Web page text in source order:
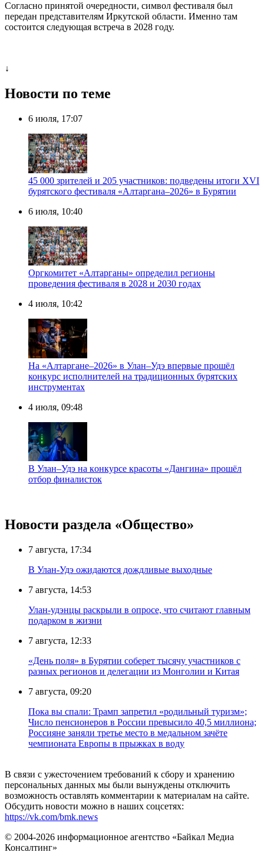
Согласно принятой очередности, символ фестиваля был
передан представителям Иркутской области. Именно там
состоится следующая встреча в 2028 году.
↓
Новости по теме
6 июля, 17:07
45 000 зрителей и 205 участников: подведены итоги XVI
бурятского фестиваля «Алтаргана–2026» в Бурятии
6 июля, 10:40
Оргкомитет «Алтарганы» определил регионы
проведения фестиваля в 2028 и 2030 годах
4 июля, 10:42
На «Алтаргане–2026» в Улан–Удэ впервые прошёл
конкурс исполнителей на традиционных бурятских
инструментах
4 июля, 09:48
В Улан–Удэ на кoнкypcе красоты «Дaнгинa» прошёл
отбор финалисток
Новости раздела «Общество»
7 августа, 17:34
В Улан-Удэ ожидаются дождливые выходные
7 августа, 14:53
Улан-удэнцы раскрыли в опросе, что считают главным
подарком в жизни
7 августа, 12:33
«День поля» в Бурятии соберет тысячу участников с
разных регионов и делегации из Монголии и Китая
7 августа, 09:20
Пока вы спали: Трамп запретил «родильный туризм»;
Число пенсионеров в России превысило 40,5 миллиона;
Россияне заняли третье место в медальном зачёте
чемпионата Европы в прыжках в воду
В связи с ужесточением требований к сбору и хранению
персональных данных мы были вынуждены отключить
возможность оставлять комментарии к материалам на сайте.
Обсудить новости можно в наших соцсетях:
https://vk.com/bmk.news
© 2004-2026 информационное агентство «Байкал Медиа
Консалтинг»